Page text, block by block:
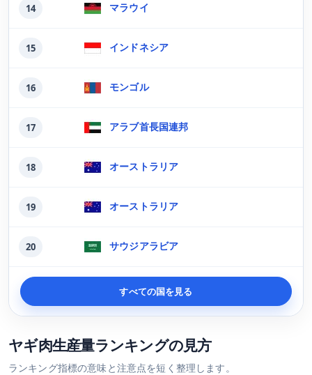
14 マラウイ
15 インドネシア
16 モンゴル
17 アラブ首長国連邦
18 オーストラリア
19 オーストラリア
20 サウジアラビア
すべての国を見る
ヤギ肉生産量ランキングの見方
ランキング指標の意味と注意点を短く整理します。